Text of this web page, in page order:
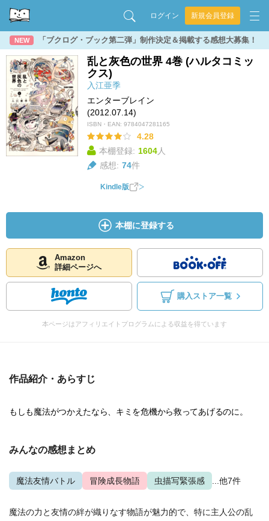
ログイン 新規会員登録
NEW 「ブクログ・ブック第二弾」制作決定＆掲載する感想大募集！
乱と灰色の世界 4巻 (ハルタコミッ
クス)
入江亜季
エンターブレイン
(2012.07.14)
ISBN・EAN: 9784047281165
4.28
本棚登録: 1604人
感想: 74件
Kindle版
本棚に登録する
Amazon
詳細ページへ
購入ストア一覧
本ページはアフィリエイトプログラムによる収益を得ています
作品紹介・あらすじ
もしも魔法がつかえたなら、キミを危機から救ってあげるのに。
みんなの感想まとめ
魔法友情バトル 冒険成長物語 虫描写緊張感 ...他7件
魔法の力と友情の絆が織りなす物語が魅力的で、特に主人公の乱